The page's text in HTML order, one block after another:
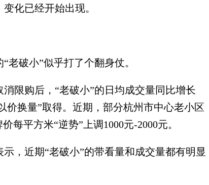
化已经开始出现。
破小”似乎打了个翻身仗。
购后，“老破小”的日均成交量同比增长
价换量”取得。近期，部分杭州市中心老小区
每平方米“逆势”上调1000元-2000元。
近期“老破小”的带看量和成交量都有明显